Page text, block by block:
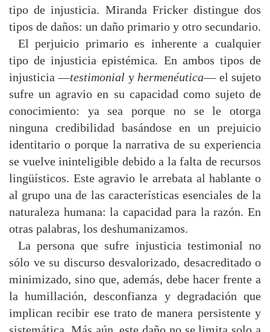
tipo de injusticia. Miranda Fricker distingue dos
tipos de daños: un daño primario y otro secundario.
El perjuicio primario es inherente a cualquier
tipo de injusticia epistémica. En ambos tipos de
injusticia —testimonial y hermenéutica— el sujeto
sufre un agravio en su capacidad como sujeto de
conocimiento: ya sea porque no se le otorga
ninguna credibilidad basándose en un prejuicio
identitario o porque la narrativa de su experiencia
se vuelve ininteligible debido a la falta de recursos
lingüísticos. Este agravio le arrebata al hablante o
al grupo una de las características esenciales de la
naturaleza humana: la capacidad para la razón. En
otras palabras, los deshumanizamos.
La persona que sufre injusticia testimonial no
sólo ve su discurso desvalorizado, desacreditado o
minimizado, sino que, además, debe hacer frente a
la humillación, desconfianza y degradación que
implican recibir ese trato de manera persistente y